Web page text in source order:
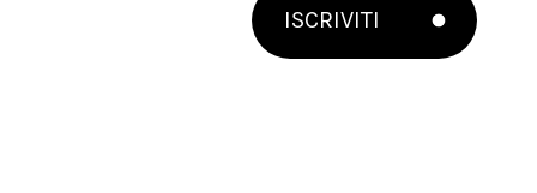
ISCRIVITI